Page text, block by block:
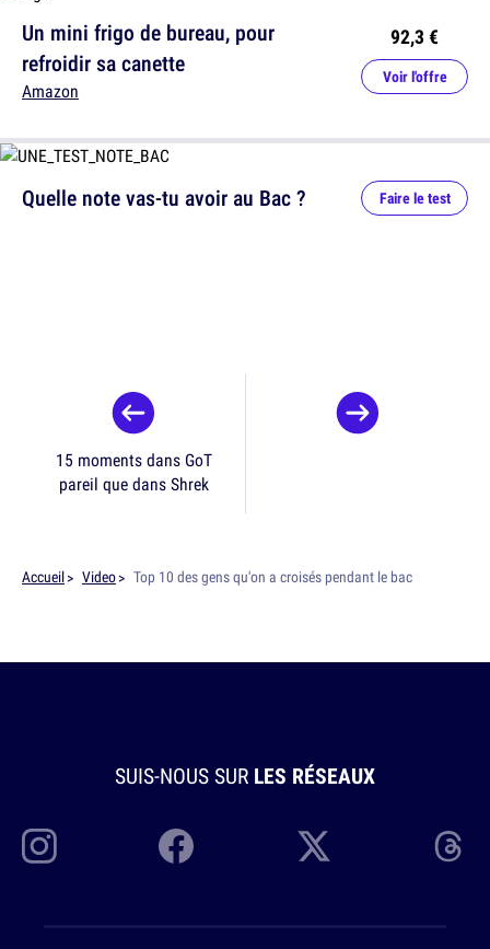
Quelle note vas-tu avoir au Bac ? Faire le test
Un mini frigo de bureau, pour
refroidir sa canette
Amazon
92,3 €
Voir l'offre
15 moments dans GoT
pareil que dans Shrek
Accueil Video Top 10 des gens qu'on a croisés pendant le bac
SUIS-NOUS SUR LES RÉSEAUX